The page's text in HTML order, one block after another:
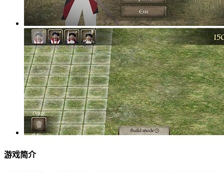
游戏简介